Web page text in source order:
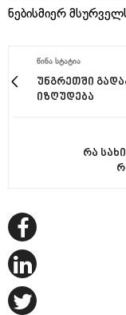
ნებისმიერ
ᲬᲘᲜᲐ ᲡᲢᲐᲢᲘᲐ
უნგრეთში
იზღუდება
რა